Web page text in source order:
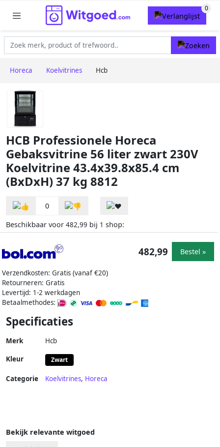
Horeca Koelvitrines Hcb
HCB Professionele Horeca
Gebaksvitrine 56 liter zwart 230V
Koelvitrine 43.4x39.8x85.4 cm
(BxDxH) 37 kg 8812
0
Beschikbaar voor 482,99 bij 1 shop:
Verzendkosten: Gratis (vanaf €20)
Retourneren: Gratis
Levertijd: 1-2 werkdagen
Betaalmethodes:
482,99 Bestel »
Specificaties
Merk Hcb
Kleur Zwart
Categorie Koelvitrines, Horeca
Bekijk relevante witgoed